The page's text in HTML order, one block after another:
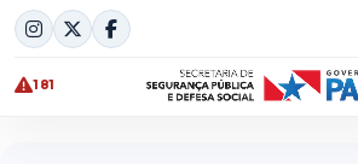
Skip
to
content
181